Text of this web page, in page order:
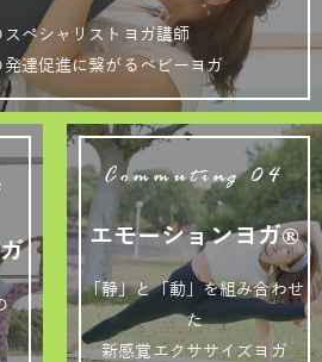
スペシャリストヨガ講師
達促進に繋がるベビーヨガ
Commuting 04
エモーションヨガ®
「静」と「動」を組み合わせ
た
新感覚エクササイズヨガ